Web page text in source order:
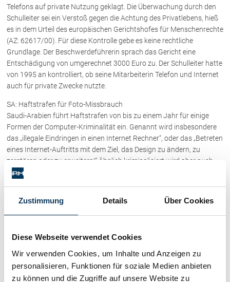
Zustimmung Details Über Cookies
Diese Webseite verwendet Cookies
Wir verwenden Cookies, um Inhalte und Anzeigen zu
personalisieren, Funktionen für soziale Medien anbieten
zu können und die Zugriffe auf unsere Website zu
Telefons auf private Nutzung geklagt. Die Überwachung durch den
Schulleiter sei ein Verstoß gegen die Achtung des Privatlebens, hieß
es in dem Urteil des europäischen Gerichtshofes für Menschenrechte
(AZ: 62617/00). Für diese Kontrolle gebe es keine rechtliche
Grundlage. Der Beschwerdeführerin sprach das Gericht eine
Entschädigung von umgerechnet 3000 Euro zu. Der Schulleiter hatte
von 1995 an kontrolliert, ob seine Mitarbeiterin Telefon und Internet
auch für private Zwecke nutzte.
SA: Haftstrafen für Foto-Missbrauch
Saudi-Arabien führt Haftstrafen von bis zu einem Jahr für einige
Formen der Computer-Kriminalität ein. Genannt wird insbesondere
das „illegale Eindringen in einen Internet Rechner“, oder das „Betreten
eines Internet-Auftritts mit dem Ziel, das Design zu ändern, zu
zerstören oder zu erweitern!“ Ähnlich kriminalisiert wird aber auch
die Benutzung von Kameras und anderen Geräten, mit denen
werden können, um etwa die Ehre betroffener Personen zu verletzen.
D: Gericht verbietet ungenaue Lieferfristen bei Online-Geschäften
sein, dass der Verbraucher ohne Weiteres den genauen Termin
Verträgen über das Internet unwirksam. Dies hat das
Kammergericht Berlin entschieden (Beschluss vom 03.04.2007, Az: 5